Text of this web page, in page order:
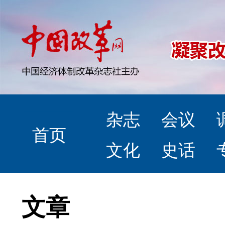
首页
杂志 会议
文化
史话
文章